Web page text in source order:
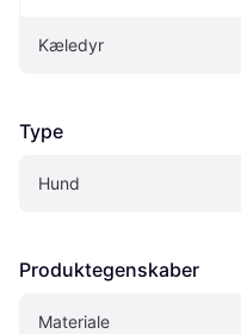
Kæledyr
Type
Hund
Produktegenskaber
Materiale